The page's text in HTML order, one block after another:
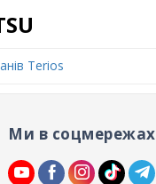
Terios
Ми в соцмережах